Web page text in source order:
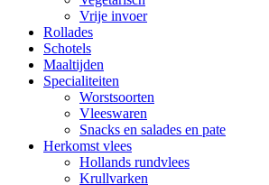
Vrije invoer
Rollades
Schotels
Maaltijden
Specialiteiten
Worstsoorten
Vleeswaren
Snacks en salades en pate
Herkomst vlees
Hollands rundvlees
Krullvarken